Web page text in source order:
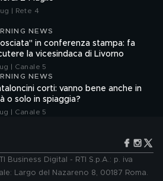
| Rete 4
NEWS
in conferenza stampa: fa
la vicesindaca di Livorno
| Canale 5
NEWS
corti: vanno bene anche in
o solo in spiaggia?
| Canale 5
Business Digital - RTI S.p.A.: p. iva
Largo del Nazareno 8, 00187 Roma.